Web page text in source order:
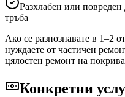
Разхлабен или
тръба
Ако се разпознавате в 1–2
нуждаете от частичен
цялостен ремонт на
Конкретни